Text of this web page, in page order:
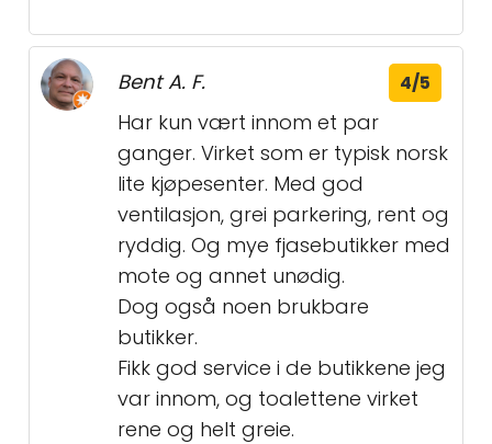
Bent A. F. 4/5
Har kun vært innom et par
ganger. Virket som er typisk norsk
lite kjøpesenter. Med god
ventilasjon, grei parkering, rent og
ryddig. Og mye fjasebutikker med
mote og annet unødig.
Dog også noen brukbare
butikker.
Fikk god service i de butikkene jeg
var innom, og toalettene virket
rene og helt greie.